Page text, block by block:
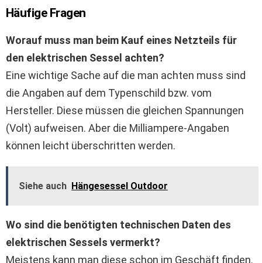
Häufige Fragen
Worauf muss man beim Kauf eines Netzteils für
den elektrischen Sessel achten?
Eine wichtige Sache auf die man achten muss sind
die Angaben auf dem Typenschild bzw. vom
Hersteller. Diese müssen die gleichen Spannungen
(Volt) aufweisen. Aber die Milliampere-Angaben
können leicht überschritten werden.
Siehe auch Hängesessel Outdoor
Wo sind die benötigten technischen Daten des
elektrischen Sessels vermerkt?
Meistens kann man diese schon im Geschäft finden.